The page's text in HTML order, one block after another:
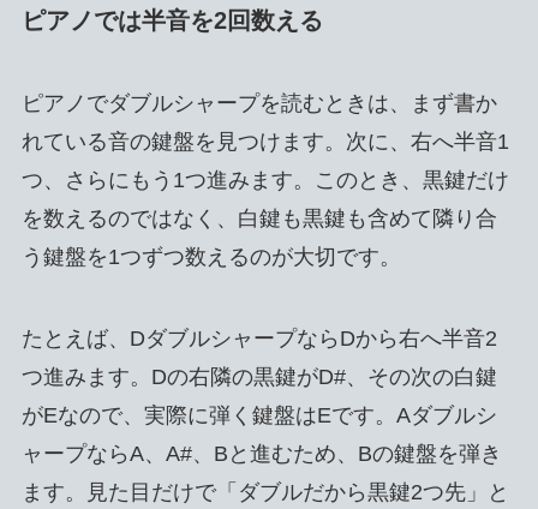
ピアノでは半音を2回数える
ピアノでダブルシャープを読むときは、まず書か
れている音の鍵盤を見つけます。次に、右へ半音1
つ、さらにもう1つ進みます。このとき、黒鍵だけ
を数えるのではなく、白鍵も黒鍵も含めて隣り合
う鍵盤を1つずつ数えるのが大切です。
たとえば、DダブルシャープならDから右へ半音2
つ進みます。Dの右隣の黒鍵がD#、その次の白鍵
がEなので、実際に弾く鍵盤はEです。Aダブルシ
ャープならA、A#、Bと進むため、Bの鍵盤を弾き
ます。見た目だけで「ダブルだから黒鍵2つ先」と